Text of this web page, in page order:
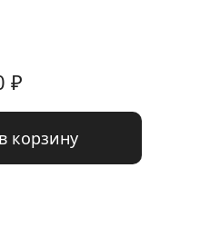
₽
корзину